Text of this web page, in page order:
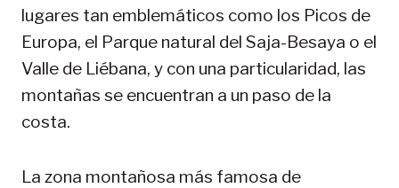
lugares tan emblemáticos como los Picos de
Europa, el Parque natural del Saja-Besaya o el
Valle de Liébana, y con una particularidad, las
montañas se encuentran a un paso de la
costa.
La zona montañosa más famosa de